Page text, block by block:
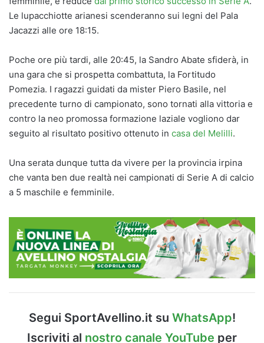
Le lupacchiotte arianesi scenderanno sui legni del Pala
Jacazzi alle ore 18:15.
Poche ore più tardi, alle 20:45, la Sandro Abate sfiderà, in
una gara che si prospetta combattuta, la Fortitudo
Pomezia. I ragazzi guidati da mister Piero Basile, nel
precedente turno di campionato, sono tornati alla vittoria e
contro la neo promossa formazione laziale vogliono dar
seguito al risultato positivo ottenuto in casa del Melilli.
Una serata dunque tutta da vivere per la provincia irpina
che vanta ben due realtà nei campionati di Serie A di calcio
a 5 maschile e femminile.
Segui SportAvellino.it su WhatsApp!
Iscriviti al nostro canale YouTube per